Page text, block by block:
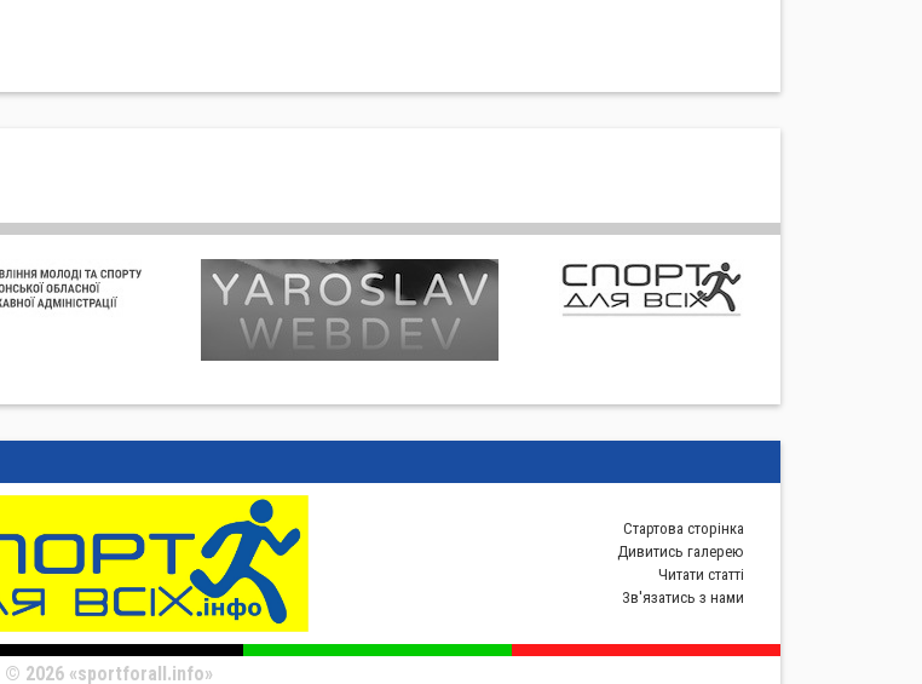
Стартова сторiнка
Дивитись галерею
Читати статті
Зв'язатись з нами
© 2026 «sportforall.info»